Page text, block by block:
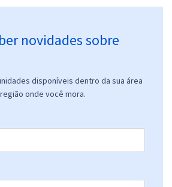
novidades sobre
disponíveis dentro da sua área
onde você mora.